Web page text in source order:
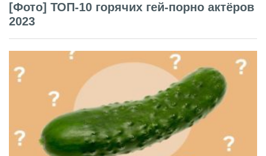
[Фото] ТОП-10 горячих гей-порно актёров
2023